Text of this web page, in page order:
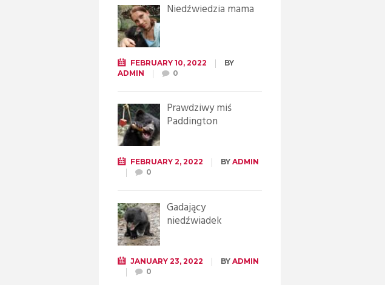
Niedźwiedzia mama
FEBRUARY 10, 2022
BY
ADMIN
0
Prawdziwy miś
Paddington
FEBRUARY 2, 2022 BY ADMIN
0
Gadający
niedźwiadek
JANUARY 23, 2022 BY ADMIN
0